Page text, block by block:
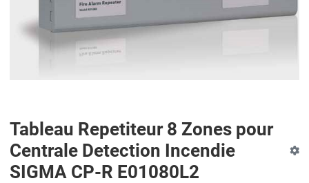
Tableau Repetiteur 8 Zones pour
Centrale Detection Incendie
SIGMA CP-R E01080L2